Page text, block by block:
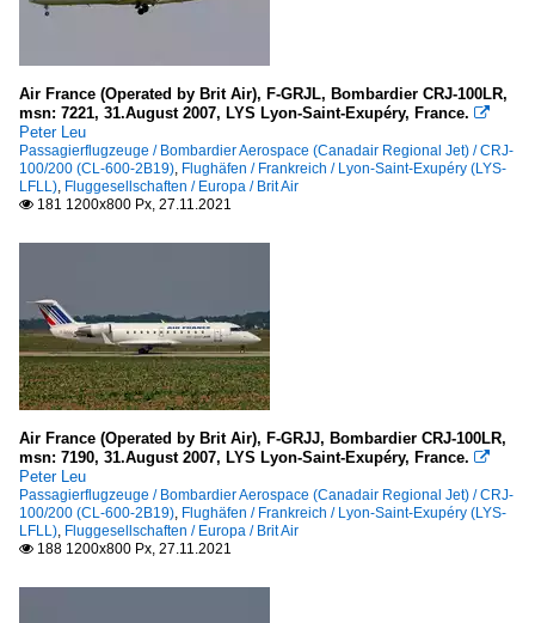
Air France (Operated by Brit Air), F-GRJL, Bombardier CRJ-100LR,
msn: 7221, 31.August 2007, LYS Lyon-Saint-Exupéry, France. 
Peter Leu
Passagierflugzeuge / Bombardier Aerospace (Canadair Regional Jet) / CRJ-
100/200 (CL-600-2B19), Flughäfen / Frankreich / Lyon-Saint-Exupéry (LYS-
LFLL), Fluggesellschaften / Europa / Brit Air
 181 1200x800 Px, 27.11.2021
Air France (Operated by Brit Air), F-GRJJ, Bombardier CRJ-100LR,
msn: 7190, 31.August 2007, LYS Lyon-Saint-Exupéry, France. 
Peter Leu
Passagierflugzeuge / Bombardier Aerospace (Canadair Regional Jet) / CRJ-
100/200 (CL-600-2B19), Flughäfen / Frankreich / Lyon-Saint-Exupéry (LYS-
LFLL), Fluggesellschaften / Europa / Brit Air
 188 1200x800 Px, 27.11.2021